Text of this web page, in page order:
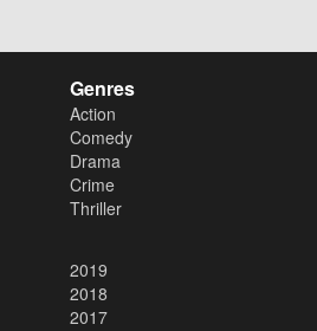
Genres
Action
Comedy
Drama
Crime
Thriller
2019
2018
2017